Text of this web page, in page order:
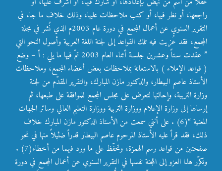
راجعها، أو نظر فيها، أو كتب ملاحظات عليها، وذلك خلاف ما جاء في
التقرير السنوي عن أعمال المجمع في دورة عام 2003م الذي نُشر في مجلة
المجمع، فقد عُزيت فيه تلك القواعدُ إلى لجنة اللغة العربية وأصول النحو التي
” عقدت سـتاً وعشـرين جلسـة أثناء العام 2003 تمّ فيها ما يلي : أ – وضع
( قواعد الإملاء ) بالاستعانة بملاحظات بعض أعضاء المجمع، وملاحظات
الأستاذ عاصم البيطار، والدكتور مازن المبارك، والتقرير المقدّم من لجنة
وزارة التربية، وإحالتها لتعرض على مجلس المجمع للموافقة على طبعها، ثم
إرسالها إلى وزارة الإعلام ووزارة التربية ووزارة التعليم العالي وسائر الجهات
المعنية “(6) . على أنني سمعت من الأستاذ الدكتور مازن المبارك خلاف
ذلك، فقد قرأ عليه الأستاذ المرحوم عاصم البيطار قدراً ضئيلاً منها في نحو
صفحتين من قواعد رسم الهمزة، وتحفّظ على ما ورد فيهما من أخطاء(7) .
وتكرّر هذا العزو إلى اللجنة نفسها في التقرير السنوي عن أعمال المجمع في دورة